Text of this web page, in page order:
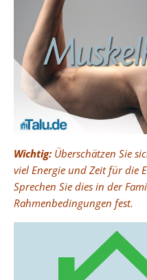
Wichtig: Überschätzen Sie
viel Energie und Zeit für die
Sprechen Sie dies in der
Rahmenbedingungen fest.